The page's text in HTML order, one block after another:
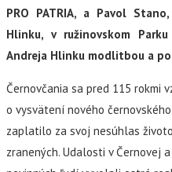
PRO PATRIA, a Pavol
Hlinku, v ružinovskom
Andreja Hlinku modlitbou a
Černovčania sa pred 115 rokmi
o vysvätení nového
zaplatilo za svoj nesúhlas
zranených. Udalosti v Černovej